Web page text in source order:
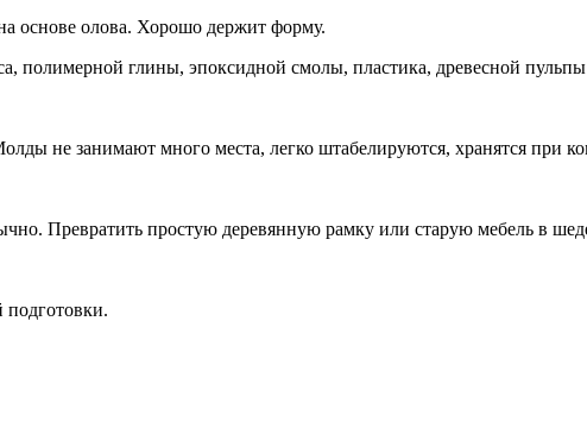
основе олова. Хорошо держит форму.
полимерной глины, эпоксидной смолы, пластика, древесной
не занимают много места, легко штабелируются, хранятся при
Превратить простую деревянную рамку или старую мебель в
подготовки.